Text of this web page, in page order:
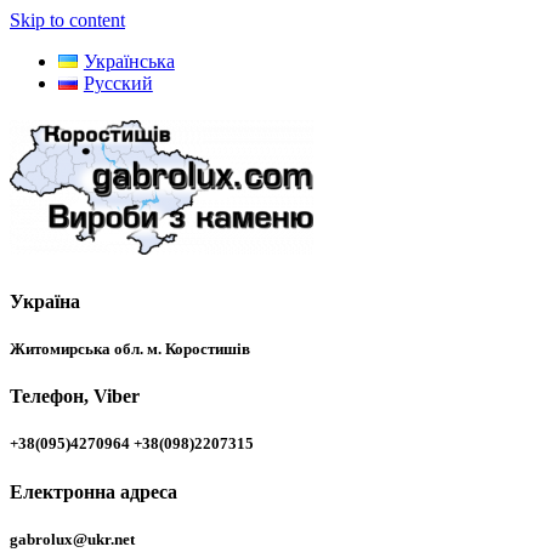
Skip to content
Українська
Русский
Україна
Житомирська обл. м. Коростишів
Телефон, Viber
+38(095)4270964 +38(098)2207315
Електронна адреса
gabrolux@ukr.net